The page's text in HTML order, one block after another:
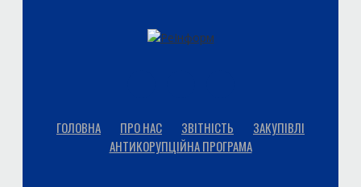
ГОЛОВНА ПРО НАС ЗВІТНІСТЬ
ЗАКУПІВЛІ
АНТИКОРУПЦІЙНА ПРОГРАМА